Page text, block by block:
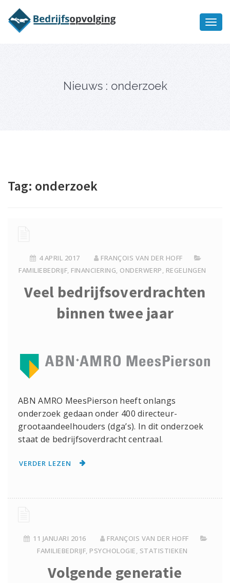
Nieuws : onderzoek
Tag: onderzoek
4 APRIL 2017
FRANÇOIS VAN DER HOFF
FAMILIEBEDRIJF, FINANCIERING, ONDERWERP, REGELINGEN
Veel bedrijfsoverdrachten
binnen twee jaar
ABN AMRO MeesPierson heeft onlangs
onderzoek gedaan onder 400 directeur-
grootaandeelhouders (dga’s). In dit onderzoek
staat de bedrijfsoverdracht centraal.
VERDER LEZEN
11 JANUARI 2016
FRANÇOIS VAN DER HOFF
FAMILIEBEDRIJF, PSYCHOLOGIE, STATISTIEKEN
Volgende generatie
bedrijfsopvolging voor fiscaal
juridisch advies
Ik wil meer informatie